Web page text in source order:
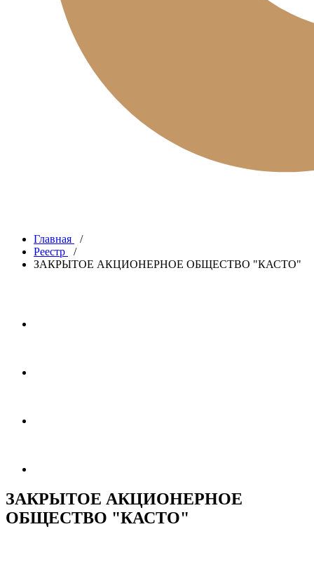
Главная
/
Реестр
/
ЗАКРЫТОЕ АКЦИОНЕРНОЕ ОБЩЕСТВО "КАСТО"
ЗАКРЫТОЕ АКЦИОНЕРНОЕ
ОБЩЕСТВО "КАСТО"